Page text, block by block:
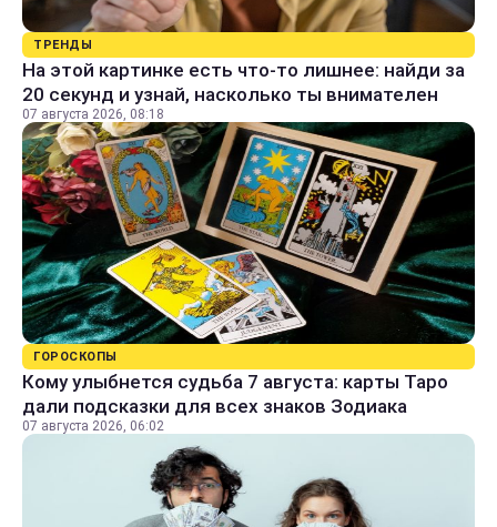
ТРЕНДЫ
На этой картинке есть что-то лишнее: найди за
20 секунд и узнай, насколько ты внимателен
07 августа 2026, 08:18
ГОРОСКОПЫ
Кому улыбнется судьба 7 августа: карты Таро
дали подсказки для всех знаков Зодиака
07 августа 2026, 06:02